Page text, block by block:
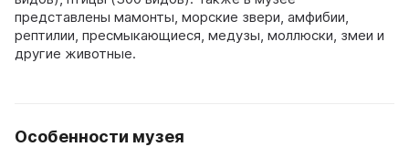
представлены мамонты, морские звери, амфибии,
рептилии, пресмыкающиеся, медузы, моллюски, змеи и
другие животные.
Особенности музея